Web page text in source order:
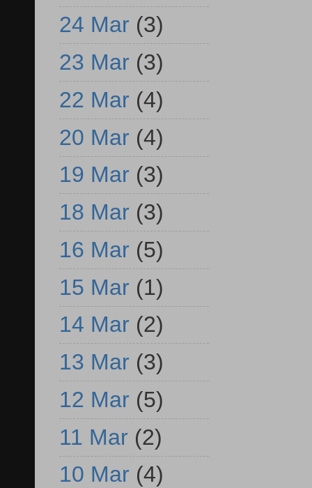
24 Mar (3)
23 Mar (3)
22 Mar (4)
20 Mar (4)
19 Mar (3)
18 Mar (3)
16 Mar (5)
15 Mar (1)
14 Mar (2)
13 Mar (3)
12 Mar (5)
11 Mar (2)
10 Mar (4)